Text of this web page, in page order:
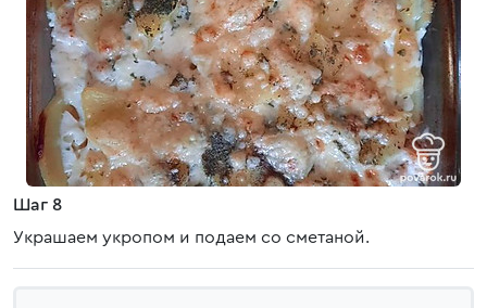
Шаг 8
Украшаем укропом и подаем со сметаной.